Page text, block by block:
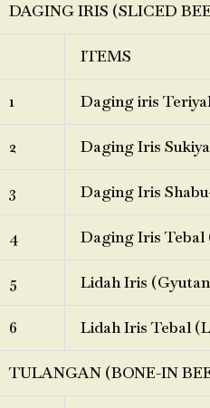
DAGING IRIS (SLICED
ITEMS
1 Daging iris
2 Daging Iris
3 Daging Iris
4 Daging Iris Tebal
5 Lidah Iris
6 Lidah Iris Tebal
TULANGAN (BONE-IN